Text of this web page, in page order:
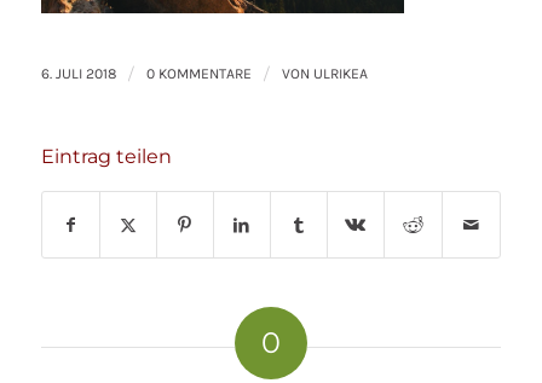
6. JULI 2018 / 0 KOMMENTARE / VON ULRIKEA
Eintrag teilen
0